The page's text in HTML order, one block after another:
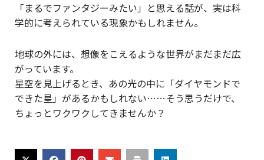
「まるでファンタジーみたい」と思える話が、実は科
学的に考えられている現象かもしれません。
地球の外には、想像をこえるような世界がまだまだ広
がっています。
星空を見上げるとき、あの光の中に「ダイヤモンドで
できた星」があるかもしれない……そう思うだけで、
ちょっとワクワクしてきませんか？